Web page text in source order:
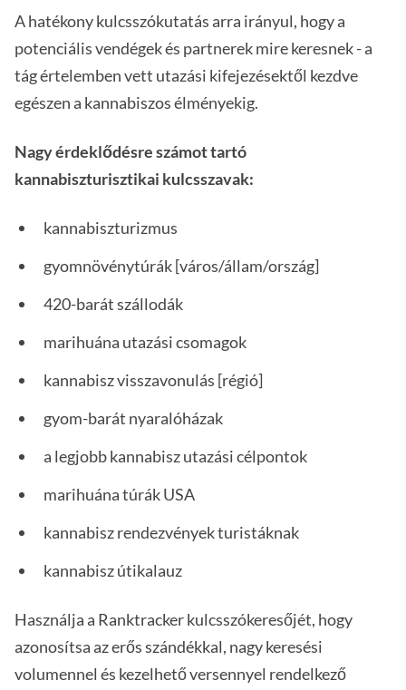
A hatékony kulcsszókutatás arra irányul, hogy a
potenciális vendégek és partnerek mire keresnek - a
tág értelemben vett utazási kifejezésektől kezdve
egészen a kannabiszos élményekig.
Nagy érdeklődésre számot tartó
kannabiszturisztikai kulcsszavak:
kannabiszturizmus
gyomnövénytúrák [város/állam/ország]
420-barát szállodák
marihuána utazási csomagok
kannabisz visszavonulás [régió]
gyom-barát nyaralóházak
a legjobb kannabisz utazási célpontok
marihuána túrák USA
kannabisz rendezvények turistáknak
kannabisz útikalauz
Használja a Ranktracker kulcsszókeresőjét, hogy
azonosítsa az erős szándékkal, nagy keresési
volumennel és kezelhető versennyel rendelkező